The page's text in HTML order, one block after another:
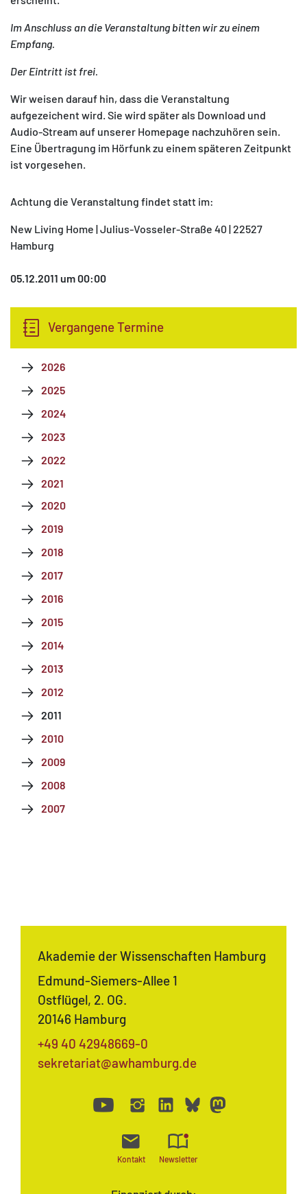
Im Anschluss an die Veranstaltung bitten wir zu einem
Empfang.
Der Eintritt ist frei.
Wir weisen darauf hin, dass die Veranstaltung
aufgezeichent wird. Sie wird später als Download und
Audio-Stream auf unserer Homepage nachzuhören sein.
Eine Übertragung im Hörfunk zu einem späteren Zeitpunkt
ist vorgesehen.
Achtung die Veranstaltung findet statt im:
New Living Home | Julius-Vosseler-Straße 40 | 22527
Hamburg
05.12.2011 um 00:00
Vergangene Termine
2026
2025
2024
2023
2022
2021
2020
2019
2018
2017
2016
2015
2014
2013
2012
2011
2010
2009
2008
2007
Akademie der Wissenschaften Hamburg
Edmund-Siemers-Allee 1
Ostflügel, 2. OG.
20146 Hamburg
+49 40 42948669-0
sekretariat@awhamburg.de
Kontakt Newsletter